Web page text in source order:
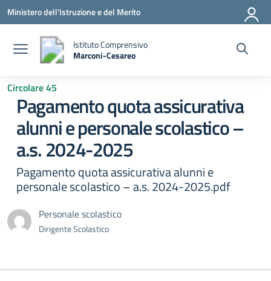
Vai ai contenuti
Vai al menu di navigazione
Vai al footer
Ministero dell'Istruzione e del Merito
Istituto Comprensivo
Marconi-Cesareo
Circolare 45
Pagamento quota assicurativa
alunni e personale scolastico –
a.s. 2024-2025
Pagamento quota assicurativa alunni e
personale scolastico – a.s. 2024-2025.pdf
Personale scolastico
Dirigente Scolastico